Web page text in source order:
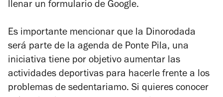
llenar un formulario de Google.
Es importante mencionar que la Dinorodada
será parte de la agenda de Ponte Pila, una
iniciativa tiene por objetivo aumentar las
actividades deportivas para hacerle frente a los
problemas de sedentariamo. Si quieres conocer